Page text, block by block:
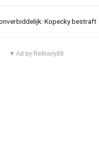
Kopecky bestraft
▼ Ad by Refinery89